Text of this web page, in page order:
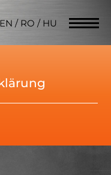
EN / RO / HU